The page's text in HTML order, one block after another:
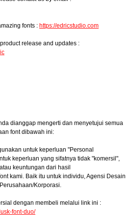
fonts : https://edricstudio.com
release and updates :
dianggap mengerti dan menyetujui semua
font dibawah ini:
untuk keperluan "Personal
keperluan yang sifatnya tidak "komersil",
keuntungan dari hasil
kami. Baik itu untuk individu, Agensi Desain
Korporasi.
dengan membeli melalui link ini :
font-duo/